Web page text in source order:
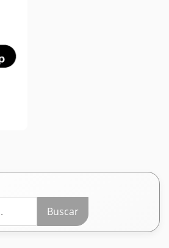
Buscar